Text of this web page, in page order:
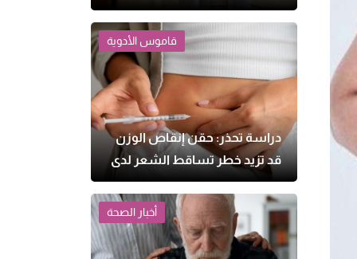
اللثة؟
قاموس الأدوية
دراسة تحذر: حقن إنقاص الوزن
قد تزيد خطر تساقط الشعر لدى
النساء
أخبار الصحة